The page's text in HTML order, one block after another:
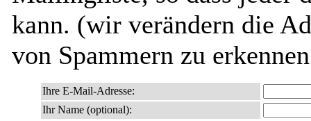
kann. (wir verändern die
von Spammern zu
Ihre E-Mail-Adresse:
Ihr Name (optional):